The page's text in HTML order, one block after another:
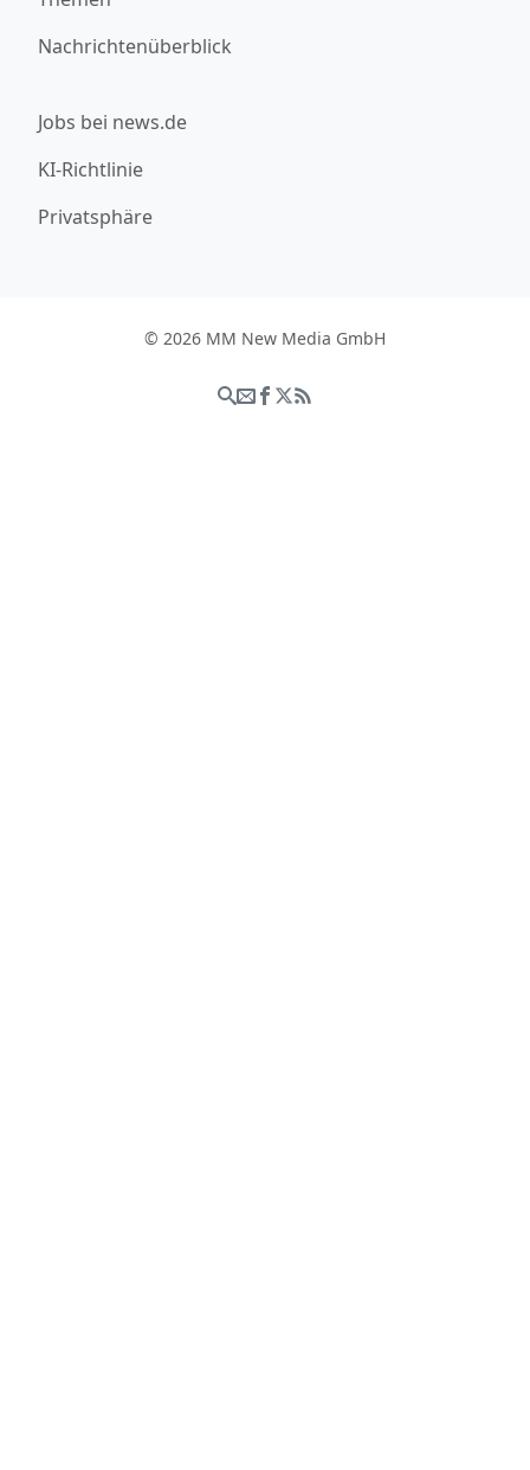
Nachrichtenüberblick
Jobs bei news.de
KI-Richtlinie
Privatsphäre
© 2026 MM New Media GmbH